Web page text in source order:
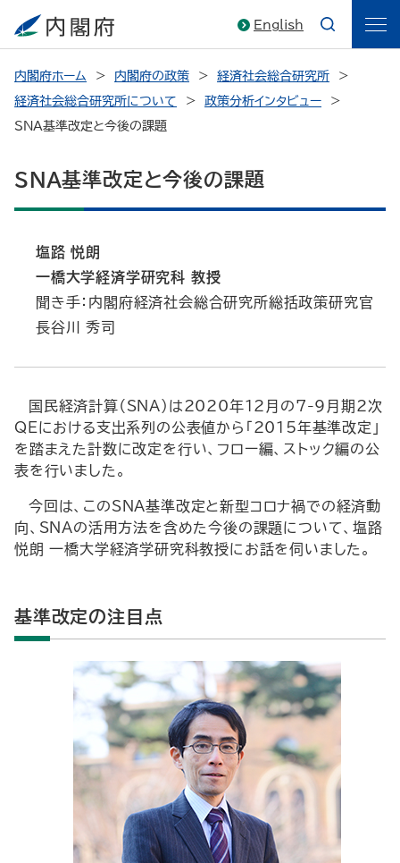
English
内閣府ホーム 内閣府の政策
経済社会総合研究所
経済社会総合研究所について
政策分析インタビュー
SNA基準改定と今後の課題
SNA基準改定と今後の課題
塩路 悦朗
一橋大学経済学研究科 教授
聞き手：内閣府経済社会総合研究所総括政策研究官
長谷川 秀司
国民経済計算（SNA）は2020年12月の7-9月期2次
QEにおける支出系列の公表値から「2015年基準改定」
を踏まえた計数に改定を行い、フロー編、ストック編の公
表を行いました。
今回は、このSNA基準改定と新型コロナ禍での経済動
向、SNAの活用方法を含めた今後の課題について、塩路
悦朗 一橋大学経済学研究科教授にお話を伺いました。
基準改定の注目点